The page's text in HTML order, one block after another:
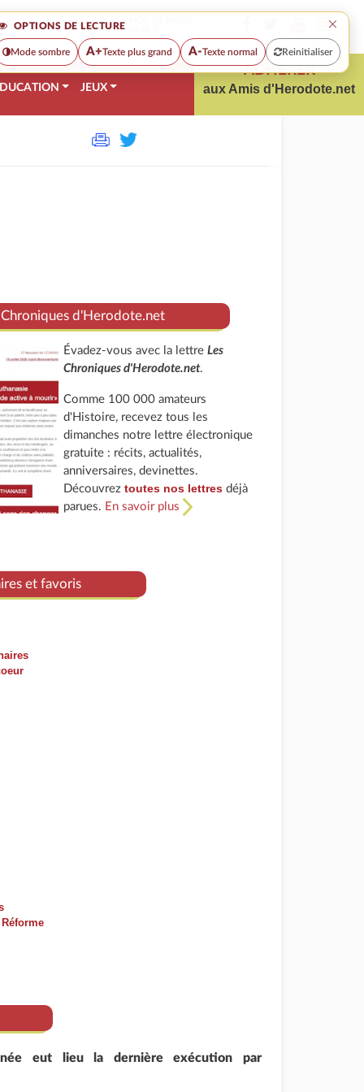
OPTIONS DE LECTURE ×
Mode sombre A+Texte plus grand A-Texte normal Reinitialiser
JEUX
ADHÉRER
aux Amis d'Herodote.net
Chroniques d'Herodote.net
Évadez-vous avec la lettreLes
Chroniques d'Herodote.net.
Comme 100 000 amateurs
d'Histoire, recevez tous les
dimanches notre lettre électronique
gratuite : récits, actualités,
anniversaires, devinettes.
Découvreztoutes nos lettres déjà
parues. En savoir plus
et favoris
eut lieu la dernière exécution par